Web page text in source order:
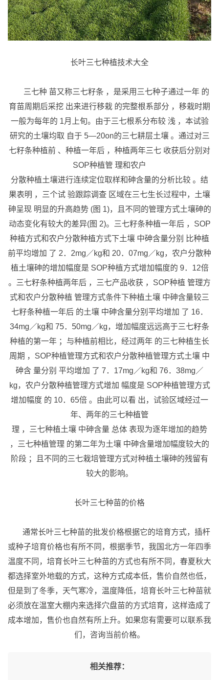
长叶三七种植技术大全
三七种 苗又称三七籽条 ，是采用三七种子通过一年 的
育苗周期后采挖 出来进行移栽 的完整根系部分 ，移栽时期
一般为每年的 1月上旬。由于三七根系分布较 浅 ，本试验
研究的土壤均取 自于 5—20on的三七耕层土壤 。通过对三
七籽条种植前 、种植一年后 ，种植两年三七 收获后分别对
SOP种植管 理和农户
分散种植土壤进行连续定位取样和砷含量的分析比较 。结
果表明 ，三个试 验跟踪调查 区域在三七生长过程中，土壤
砷呈现 明显的升高趋势 (图 1)，且不同的管理方式土壤砷的
动态变化有较大的差异(图 2)。三七籽条种植一年后 ，SOP
种植方式和农户分散种植方式下土壤 中砷含量分别 比种植
前平均增加 了 2．2mg／kg和 20．07mg／kg，农户分散种
植土壤砷的增加幅度是 SOP种植方式增加幅度的 9．12倍
。三七籽条种植两年后 ，三七产品收获 ，SOP种植 管理方
式和农户分散种植 管理方式条件下种植土壤 中砷含量较三
七籽条种植一年后 的土壤 中砷含量分别平均增加 了 16．
34mg／kg和 75．50mg／kg，增加幅度远远高于三七籽条
种植的第一年 ；与种植前相比，经过两年 的三七种植生长
周期 ，SOP种植管理方式和农户分散种植管理方式土壤 中
砷含 量分别 平均增加 了 7．17mg／kg和 76．38mg／
kg，农户分散种植管理方式增加 幅度是 SOP种植管理方式
增加幅度 的 10．65倍 。由此可以看 出，试验区域经过一
年、两年的三七种植管
理 ，三七种植土壤 中砷含量 总体 表现为逐年增加的趋势
，三七种植管理 的第二年为土壤 中砷含量增加幅度较大的
阶段 ；且不同的三七栽培管理方式对种植土壤砷的残留有
较大的影响。
长叶三七种苗的价格
通常长叶三七种苗的批发价格根据它的培育方式，插杆
或种子培育价格也有所不同，根据季节，我国北方一年四季
温度不同，培育长叶三七种苗的方式也有所不同，春夏秋大
都选择室外地载的方式，这种方式成本低，售价自然也低，
但是到了冬季，天气寒冷，温度降低，培育长叶三七种苗就
必须放在温室大棚内来选择穴盘苗的方式培育，这样造成了
成本增加，售价也自然有所上升。如果您有需要可以联系我
们，咨询当前价格。
相关推荐：